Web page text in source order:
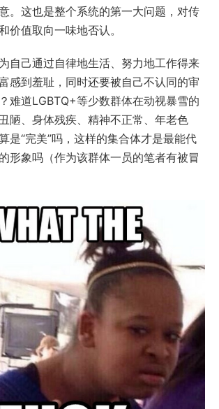
。这也是整个系统的第一大问题，对传
价值取向一味地否认。
自己通过自律地生活、努力地工作得来
感到羞耻，同时还要被自己不认同的审
难道LGBTQ+等少数群体在动视暴雪的
陋、身体残疾、精神不正常、年老色
是“完美”吗，这样的集合体才是最能代
形象吗（作为该群体一员的笔者有被冒